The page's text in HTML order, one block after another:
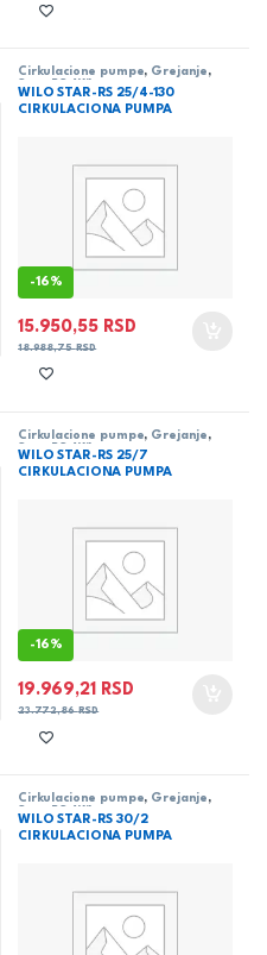
Cirkulacione pumpe, Grejanje ,
Star-RS, Wilo
WILO STAR-RS 25/4-130
CIRKULACIONA PUMPA
-16%
15.950,55 RSD
18.988,75RSD
Cirkulacione pumpe, Grejanje ,
Star-RS, Wilo
WILO STAR-RS 25/7
CIRKULACIONA PUMPA
-16%
19.969,21 RSD
23.772,86RSD
Cirkulacione pumpe, Grejanje ,
Star-RS, Wilo
WILO STAR-RS 30/2
CIRKULACIONA PUMPA